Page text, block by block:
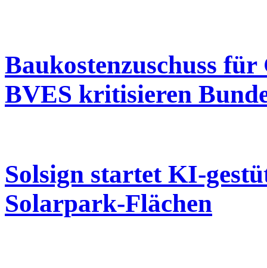
Baukostenzuschuss
BVES kritisieren
Solsign startet KI-
Solarpark-Flächen